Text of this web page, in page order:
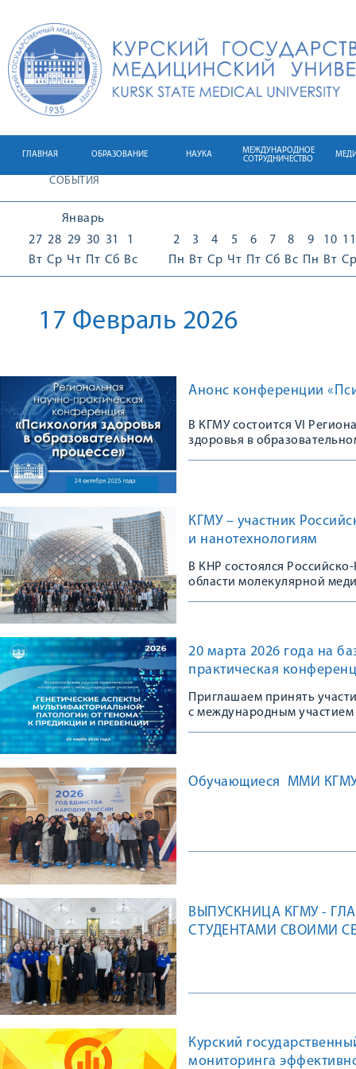
ГЛАВНАЯ ОБРАЗОВАНИЕ НАУКА
МЕЖДУНАРОДНОЕ
СОТРУДНИЧЕСТВО
СОБЫТИЯ
Январь
27
Вт
28
Ср
29
Чт
30
Пт
31
Сб
1
Вс
2
Пн
3
Вт
4
Ср
5
Чт
6
Пт
7
Сб
8
Вс
9
Пн
10
Вт
11
Ср
17 Февраль 2026
Анонс конференции
В КГМУ состоится VI
здоровья в
КГМУ – участник
и нанотехнологиям
В КНР состоялся
области молекулярной
20 марта 2026 года на
практическая
Приглашаем принять
с международным участием
Обучающиеся ММИ КГМУ
ВЫПУСКНИЦА КГМУ -
СТУДЕНТАМИ СВОИМИ
Курский
мониторинга